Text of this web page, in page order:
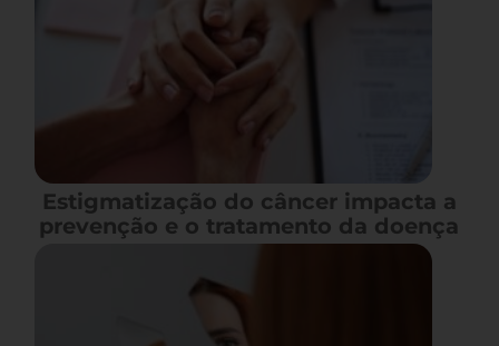
Estigmatização do câncer impacta a
prevenção e o tratamento da doença